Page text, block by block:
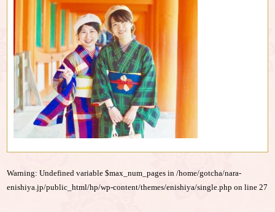
Warning: Undefined variable $max_num_pages in/home/gotcha/nara-
enishiya.jp/public_html/hp/wp-content/themes/enishiya/single.php on line27